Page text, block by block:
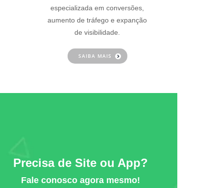
especializada em conversões,
aumento de tráfego e expanção
de visibilidade.
SAIBA MAIS
Precisa de Site ou App?
Fale conosco agora mesmo!